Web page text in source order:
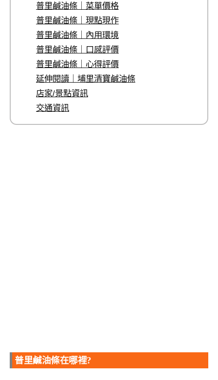
普里鹹油條｜菜單價格
普里鹹油條｜現點現作
普里鹹油條｜內用環境
普里鹹油條｜口感評價
普里鹹油條｜心得評價
延伸閱讀｜埔里清寶鹹油條
店家/景點資訊
交通資訊
普里鹹油條在哪裡?